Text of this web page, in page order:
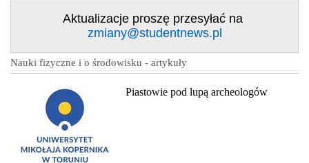
Aktualizacje proszę przesyłać na
zmiany@studentnews.pl
Nauki fizyczne i o środowisku - artykuły
Piastowie pod lupą archeologów